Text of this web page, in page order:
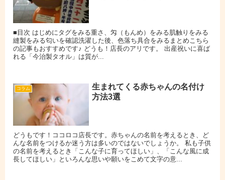
■目次 はじめにタグをみる重さ、匁（もんめ）をみる肌触りをみる
縫製をみる匂いを確認洗濯した後、色落ち具合をみるまとめこちら
の記事もおすすめです♪ どうも！店長のアリです。 出産祝いに喜ば
れる「今治製タオル」は質が...
コラム
生まれてくる赤ちゃんの名付け
方法3選
どうもです！ココロコ店長です。赤ちゃんの名前を考えるとき、ど
んな名前をつけるか迷う方は多いのではないでしょうか。 私も子供
の名前を考えるとき「こんな子に育ってほしい」、「こんな風に成
長してほしい」といろんな思いや願いをこめて文字の意...